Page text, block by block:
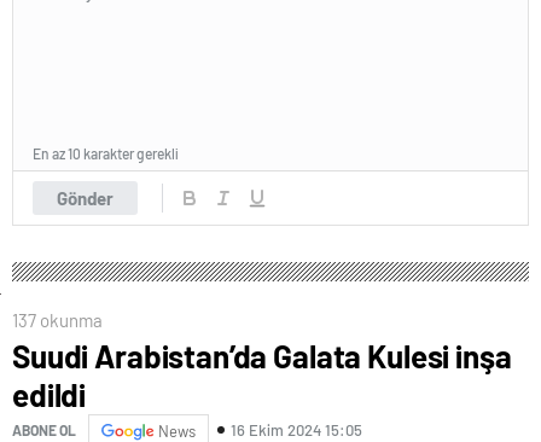
Gönder
En az 10 karakter gerekli
137 okunma
Suudi Arabistan’da Galata Kulesi inşa
edildi
ABONE OL News 16 Ekim 2024 15:05